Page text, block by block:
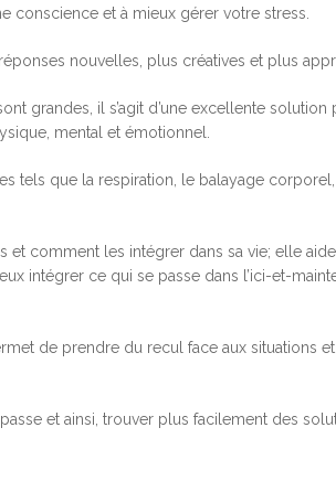
conscience et à mieux gérer votre stress.
nouvelles, plus créatives et plus
grandes, il s’agit d’une excellente
mental et émotionnel.
tels que la respiration, le balayage
et comment les intégrer dans sa vie; elle
intégrer ce qui se passe dans l’ici-et-
de prendre du recul face aux situations et
et ainsi, trouver plus facilement des